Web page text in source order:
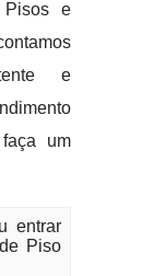
Pisos e
e
um
entrar
Piso